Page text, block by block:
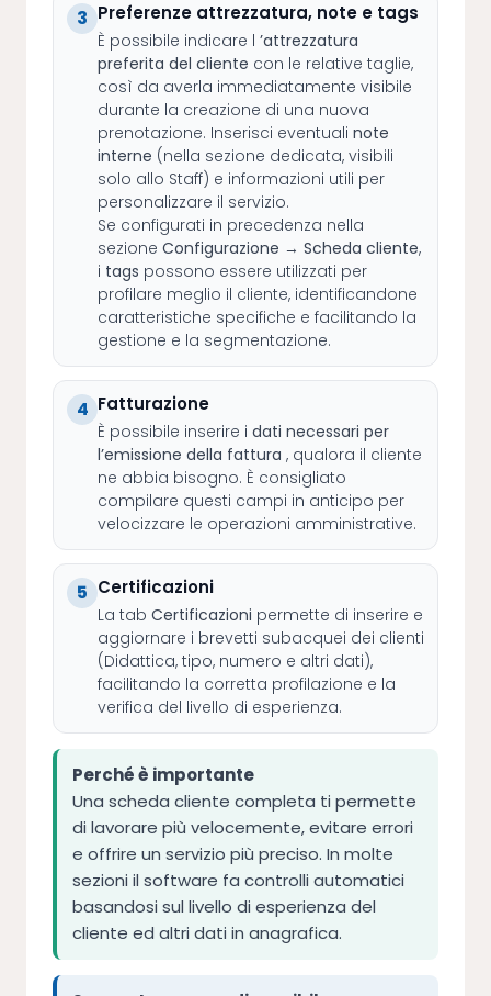
3 Preferenze attrezzatura, note e tags
È possibile indicare l ’attrezzatura
preferita del cliente con le relative taglie,
così da averla immediatamente visibile
durante la creazione di una nuova
prenotazione. Inserisci eventuali note
interne (nella sezione dedicata, visibili
solo allo Staff) e informazioni utili per
personalizzare il servizio.
Se configurati in precedenza nella
sezione Configurazione → Scheda cliente,
i tags possono essere utilizzati per
profilare meglio il cliente, identificandone
caratteristiche specifiche e facilitando la
gestione e la segmentazione.
4 Fatturazione
È possibile inserire i dati necessari per
l’emissione della fattura , qualora il cliente
ne abbia bisogno. È consigliato
compilare questi campi in anticipo per
velocizzare le operazioni amministrative.
5 Certificazioni
La tab Certificazioni permette di inserire e
aggiornare i brevetti subacquei dei clienti
(Didattica, tipo, numero e altri dati),
facilitando la corretta profilazione e la
verifica del livello di esperienza.
Perché è importante
Una scheda cliente completa ti permette
di lavorare più velocemente, evitare errori
e offrire un servizio più preciso. In molte
sezioni il software fa controlli automatici
basandosi sul livello di esperienza del
cliente ed altri dati in anagrafica.